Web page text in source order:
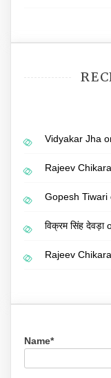
Vidyakar Jha
Rajeev Chikara
Gopesh Tiwari
विक्रम सिंह देवड़ा
Rajeev Chikara
Name*